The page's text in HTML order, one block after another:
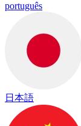
português
日本語